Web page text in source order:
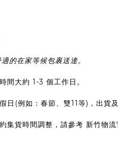
的在家等候包裹送達。
間大約 1-3 個工作日。
日(例如：春節、雙11等)，出貨
集貨時間調整，請參考 新竹物